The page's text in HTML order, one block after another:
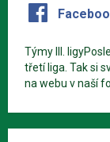
Týmy III.
třetí liga. Tak si
na webu v naší